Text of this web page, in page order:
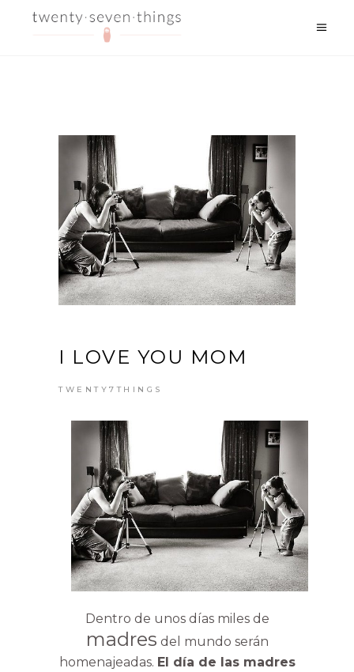
I LOVE YOU MOM
TWENTY7THINGS
Dentro de unos días miles de
madres del mundo serán
homenajeadas. El día de las madres